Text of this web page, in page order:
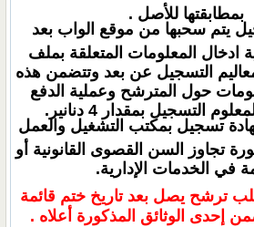
بمطابقتها للأصل .
يتم سحبها من موقع الواب بعد
ادخال المعلومات المتعلقة بملف
التسجيل عن بعد وتتضمن هذه
حول المترشح وعملية الدفع
التسجيل بمقدار 4 دنانير.
تسجيل بمكتب التشغيل والعمل
تجاوز السن القصوى القانونية أو
في الخدمات الإدارية.
ترشح يصل بعد تاريخ ختم قائمة
إحدى الوثائق المذكورة أعلاه .